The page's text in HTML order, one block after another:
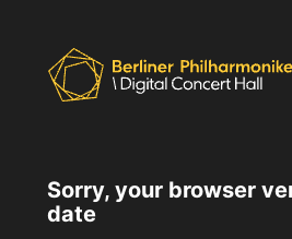
Sorry, your browser
date